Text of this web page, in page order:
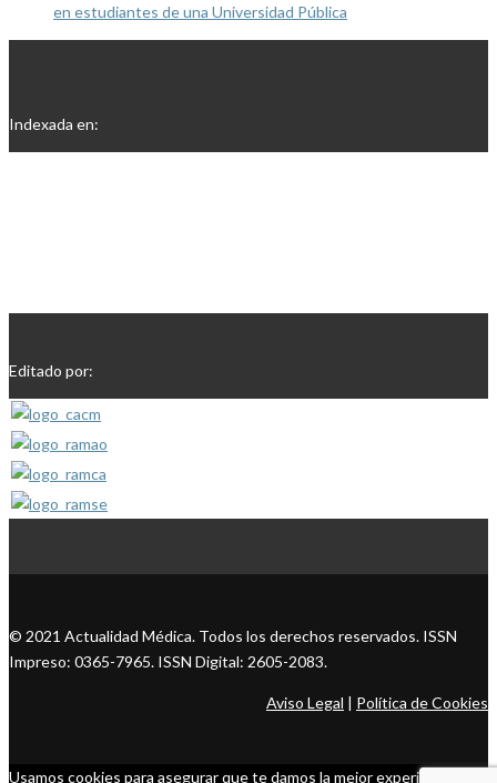
en estudiantes de una Universidad Pública
Indexada en:
Editado por:
© 2021 Actualidad Médica. Todos los derechos reservados. ISSN
Impreso: 0365-7965. ISSN Digital: 2605-2083.
Aviso Legal | Política de Cookies
Usamos cookies para asegurar que te damos la mejor experiencia en